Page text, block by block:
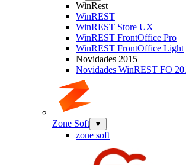
WinRest
WinREST
WinREST Store UX
WinREST FrontOffice Pro
WinREST FrontOffice Light
Novidades 2015
Novidades WinREST FO
Zone Soft ▼
zone soft